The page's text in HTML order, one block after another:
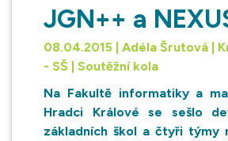
JGN++ a
08.04.2015 | Adéla Šrutová |
- SŠ | Soutěžní kola
Na Fakultě informatiky a
Hradci Králové se sešlo
základních škol a čtyři týmy